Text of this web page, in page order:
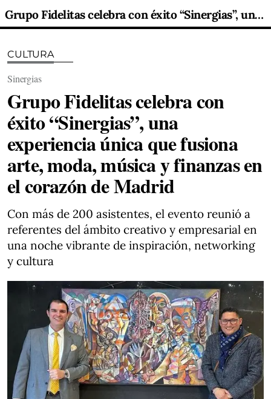
Grupo Fidelitas celebra con éxito “Sinergias”, una experiencia única que fusiona arte, moda, música y finanzas en el corazón de Madrid
CULTURA
Sinergias
Grupo Fidelitas celebra con
éxito “Sinergias”, una
experiencia única que fusiona
arte, moda, música y finanzas en
el corazón de Madrid
Con más de 200 asistentes, el evento reunió a
referentes del ámbito creativo y empresarial en
una noche vibrante de inspiración, networking
y cultura